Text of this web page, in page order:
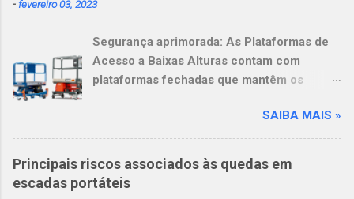
- fevereiro 03, 2023
Segurança aprimorada: As Plataformas de
Acesso a Baixas Alturas contam com
plataformas fechadas que mantêm os
produtividade: Os operadores podem se
sentir mais à vontade e serem mais
produtivos, graças à amplitude de
movimentos de 360 graus ao trabalhar em
SAIBA MAIS »
Principais riscos associados às quedas em
escadas portáteis